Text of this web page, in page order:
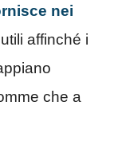
nei
utili affinché i
che a